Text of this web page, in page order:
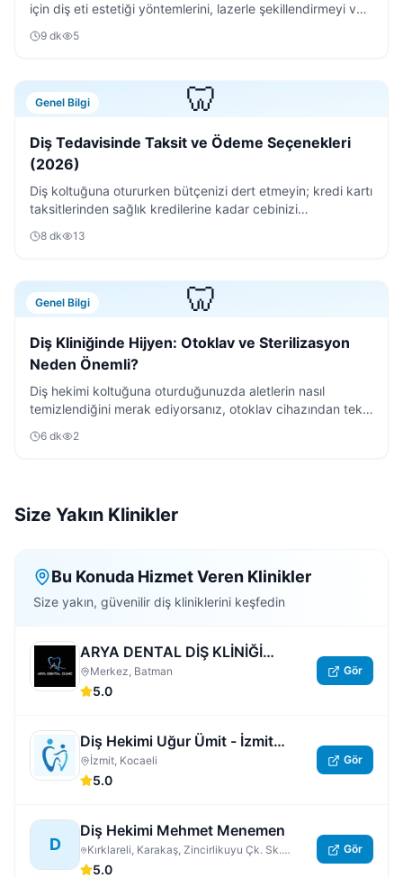
için diş eti estetiği yöntemlerini, lazerle şekillendirmeyi ve
9 dk 5
🦷
Genel Bilgi
Diş Tedavisinde Taksit ve Ödeme Seçenekleri
(2026)
Diş koltuğuna otururken bütçenizi dert etmeyin; kredi kartı
taksitlerinden sağlık kredilerine kadar cebinizi
8 dk 13
🦷
Genel Bilgi
Diş Kliniğinde Hijyen: Otoklav ve Sterilizasyon
Neden Önemli?
Diş hekimi koltuğuna oturduğunuzda aletlerin nasıl
temizlendiğini merak ediyorsanız, otoklav cihazından tek
6 dk 2
Size Yakın Klinikler
Bu Konuda Hizmet Veren Klinikler
Size yakın, güvenilir diş kliniklerini keşfedin
ARYA DENTAL DİŞ KLİNİĞİ
BATMAN
Merkez, Batman
5.0
Gör
Diş Hekimi Uğur Ümit - İzmit
Nöbetçi Dişçi | Kocaeli 7/24 Açık
Acil Özel Diş Hastanesi
İzmit, Kocaeli
5.0
Gör
D
Diş Hekimi Mehmet Menemen
Kırklareli, Karakaş, Zincirlikuyu Çk. Sk.
No:3/5, Kırklareli Merkez
5.0
Gör